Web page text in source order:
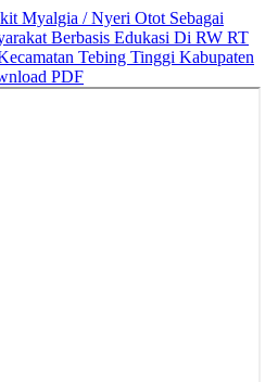
Myalgia / Nyeri Otot Sebagai
Berbasis Edukasi Di RW RT
Tebing Tinggi Kabupaten
PDF